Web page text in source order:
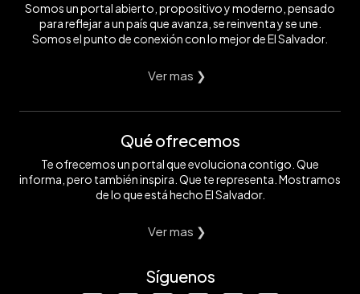
Somos un portal abierto, propositivo y moderno, pensado
para reflejar a un país que avanza, se reinventa y se une.
Somos el punto de conexión con lo mejor de El Salvador.
Ver mas ❯
Qué ofrecemos
Te ofrecemos un portal que evoluciona contigo. Que
informa, pero también inspira. Que te representa. Mostramos
de lo que está hecho El Salvador.
Ver mas ❯
Síguenos